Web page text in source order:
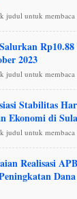
judul untuk membaca
2023
judul untuk membaca
Stabilitas
Ekonomi di
judul untuk membaca
Realisasi